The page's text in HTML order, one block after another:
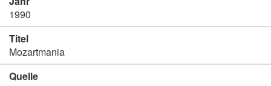
1990
Titel
Mozartmania
Quelle